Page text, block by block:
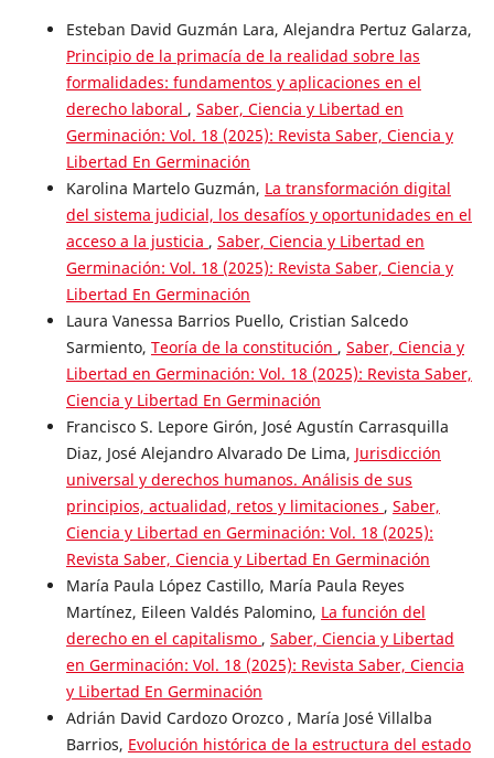
Esteban David Guzmán Lara, Alejandra Pertuz Galarza,
Principio de la primacía de la realidad sobre las
formalidades: fundamentos y aplicaciones en el
derecho laboral , Saber, Ciencia y Libertad en
Germinación: Vol. 18 (2025): Revista Saber, Ciencia y
Libertad En Germinación
Karolina Martelo Guzmán, La transformación digital
del sistema judicial, los desafíos y oportunidades en el
acceso a la justicia , Saber, Ciencia y Libertad en
Germinación: Vol. 18 (2025): Revista Saber, Ciencia y
Libertad En Germinación
Laura Vanessa Barrios Puello, Cristian Salcedo
Sarmiento, Teoría de la constitución , Saber, Ciencia y
Libertad en Germinación: Vol. 18 (2025): Revista Saber,
Ciencia y Libertad En Germinación
Francisco S. Lepore Girón, José Agustín Carrasquilla
Diaz, José Alejandro Alvarado De Lima, Jurisdicción
universal y derechos humanos. Análisis de sus
principios, actualidad, retos y limitaciones , Saber,
Ciencia y Libertad en Germinación: Vol. 18 (2025):
Revista Saber, Ciencia y Libertad En Germinación
María Paula López Castillo, María Paula Reyes
Martínez, Eileen Valdés Palomino, La función del
derecho en el capitalismo , Saber, Ciencia y Libertad
en Germinación: Vol. 18 (2025): Revista Saber, Ciencia
y Libertad En Germinación
Adrián David Cardozo Orozco , María José Villalba
Barrios, Evolución histórica de la estructura del estado